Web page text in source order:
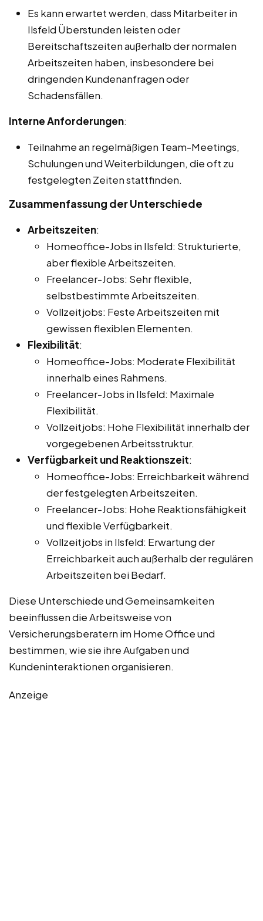
Es kann erwartet werden, dass Mitarbeiter in
Ilsfeld Überstunden leisten oder
Bereitschaftszeiten außerhalb der normalen
Arbeitszeiten haben, insbesondere bei
dringenden Kundenanfragen oder
Schadensfällen.
Interne Anforderungen:
Teilnahme an regelmäßigen Team-Meetings,
Schulungen und Weiterbildungen, die oft zu
festgelegten Zeiten stattfinden.
Zusammenfassung der Unterschiede
Arbeitszeiten:
Homeoffice-Jobs in Ilsfeld: Strukturierte,
aber flexible Arbeitszeiten.
Freelancer-Jobs: Sehr flexible,
selbstbestimmte Arbeitszeiten.
Vollzeitjobs: Feste Arbeitszeiten mit
gewissen flexiblen Elementen.
Flexibilität:
Homeoffice-Jobs: Moderate Flexibilität
innerhalb eines Rahmens.
Freelancer-Jobs in Ilsfeld: Maximale
Flexibilität.
Vollzeitjobs: Hohe Flexibilität innerhalb der
vorgegebenen Arbeitsstruktur.
Verfügbarkeit und Reaktionszeit:
Homeoffice-Jobs: Erreichbarkeit während
der festgelegten Arbeitszeiten.
Freelancer-Jobs: Hohe Reaktionsfähigkeit
und flexible Verfügbarkeit.
Vollzeitjobs in Ilsfeld: Erwartung der
Erreichbarkeit auch außerhalb der regulären
Arbeitszeiten bei Bedarf.
Diese Unterschiede und Gemeinsamkeiten
beeinflussen die Arbeitsweise von
Versicherungsberatern im Home Office und
bestimmen, wie sie ihre Aufgaben und
Kundeninteraktionen organisieren.
Anzeige